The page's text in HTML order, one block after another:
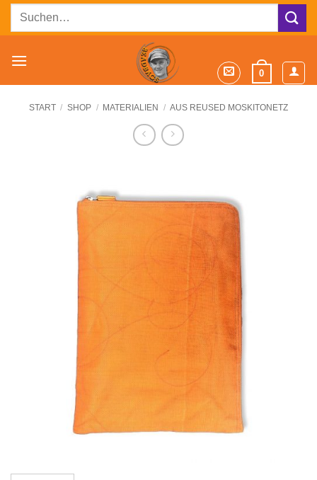
ZumSuchen
0
START / SHOP / MATERIALIEN / AUS REUSED MOSKITONETZ